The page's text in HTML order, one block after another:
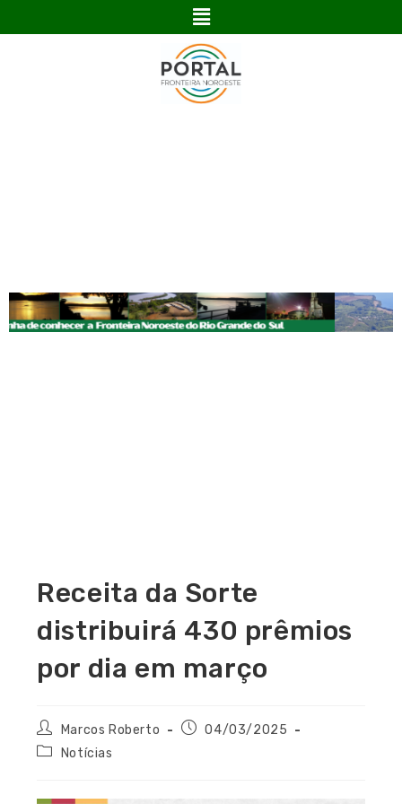
Receita da Sorte
distribuirá 430 prêmios
por dia em março
Marcos Roberto
04/03/2025
Notícias